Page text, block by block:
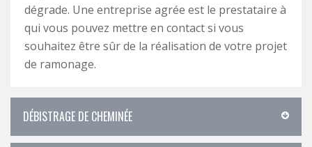
dégrade. Une entreprise agrée est le prestataire à
qui vous pouvez mettre en contact si vous
souhaitez être sûr de la réalisation de votre projet
de ramonage.
DÉBISTRAGE DE CHEMINÉE